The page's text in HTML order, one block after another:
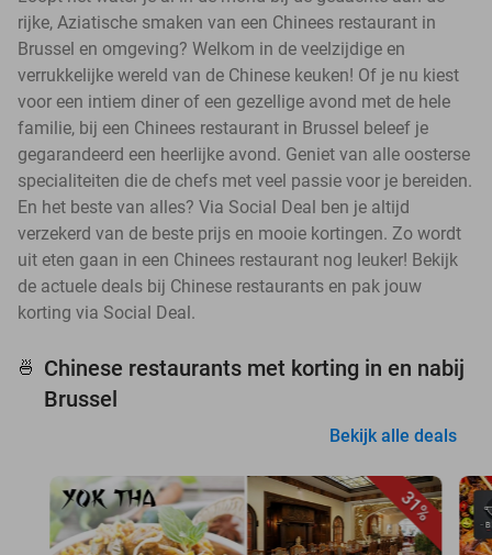
rijke, Aziatische smaken van een Chinees restaurant in
Brussel en omgeving? Welkom in de veelzijdige en
verrukkelijke wereld van de Chinese keuken! Of je nu kiest
voor een intiem diner of een gezellige avond met de hele
familie, bij een Chinees restaurant in Brussel beleef je
gegarandeerd een heerlijke avond. Geniet van alle oosterse
specialiteiten die de chefs met veel passie voor je bereiden.
En het beste van alles? Via Social Deal ben je altijd
verzekerd van de beste prijs en mooie kortingen. Zo wordt
uit eten gaan in een Chinees restaurant nog leuker! Bekijk
de actuele deals bij Chinese restaurants en pak jouw
korting via Social Deal.
🍜
Chinese restaurants met korting in en nabij
Brussel
Bekijk alle deals
31%